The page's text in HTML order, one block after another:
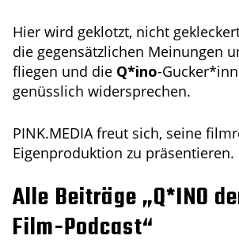
Hier wird geklotzt, nicht
die gegensätzlichen Meinungen
fliegen und die Q*ino-
genüsslich widersprechen.
PINK.MEDIA freut sich, seine
Eigenproduktion zu präsentieren.
Alle Beiträge „Q*INO
Film-Podcast“